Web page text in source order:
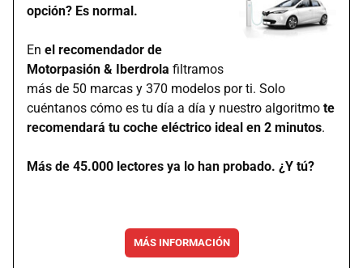
opción? Es normal.
En el recomendador de
Motorpasión & Iberdrola filtramos
más de 50 marcas y 370 modelos por ti. Solo
cuéntanos cómo es tu día a día y nuestro algoritmo te
recomendará tu coche eléctrico ideal en 2 minutos.
Más de 45.000 lectores ya lo han probado. ¿Y tú?
MÁS INFORMACIÓN